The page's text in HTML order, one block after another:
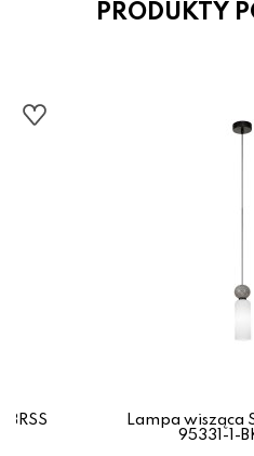
PRODUKTY
BRSS
Lampa wisząca
95331-1-